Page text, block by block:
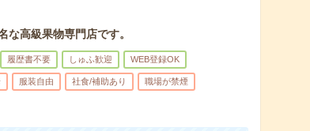
な高級果物専門店です。
履歴書不要 しゅふ歓迎 WEB登録OK
服装自由 社食/補助あり 職場が禁煙